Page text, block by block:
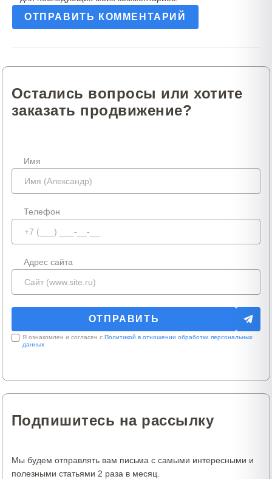
Остались вопросы или хотите
заказать продвижение?
Имя
Телефон
Адрес сайта
Я ознакомлен и согласен с Политикой в отношении обработки персональных
данных
Подпишитесь на рассылку
Мы будем отправлять вам письма с самыми интересными и
полезными статьями 2 раза в месяц.